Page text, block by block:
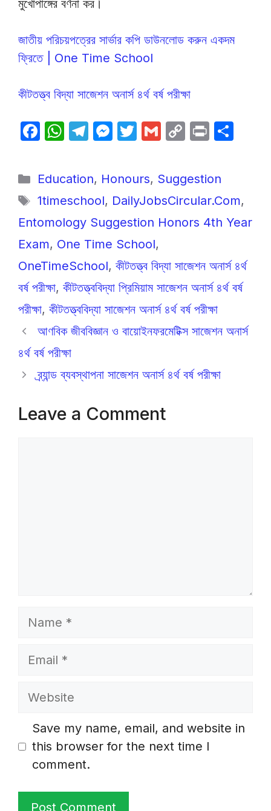
মুখোপাঙ্গের বর্ণনা কর।
জাতীয় পরিচয়পত্রের সার্ভার কপি ডাউনলোড করুন একদম
ফ্রিতে | One Time School
কীটতত্ত্ব বিদ্যা সাজেশন অনার্স ৪র্থ বর্ষ পরীক্ষা
F
c
e
b
o
o
k
W
at
s
A
p
p
T
gr
a
m
M
s
e
n
g
er
T
er
G
ail
C
y
Li
n
P
Categories
Education, Honours, Suggestion
Tags
1timeschool, DailyJobsCircular.Com,
Entomology Suggestion Honors 4th Year
Exam, One Time School,
OneTimeSchool, কীটতত্ত্ব বিদ্যা সাজেশন অনার্স ৪র্থ
বর্ষ পরীক্ষা, কীটতত্ত্ববিদ্যা প্রিমিয়াম সাজেশন অনার্স ৪র্থ বর্ষ
পরীক্ষা, কীটতত্ত্ববিদ্যা সাজেশন অনার্স ৪র্থ বর্ষ পরীক্ষা
আণবিক জীববিজ্ঞান ও বায়োইনফরমেটিক্স সাজেশন অনার্স
৪র্থ বর্ষ পরীক্ষা
ব্র্যান্ড ব্যবস্থাপনা সাজেশন অনার্স ৪র্থ বর্ষ পরীক্ষা
Leave a Comment
Name
Email
Website
Save my name, email, and website in
this browser for the next time I
comment.